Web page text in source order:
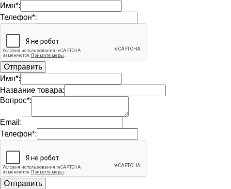
Имя*:
Телефон*:
Имя*:
Название товара:
Вопрос*:
Email:
Телефон*: